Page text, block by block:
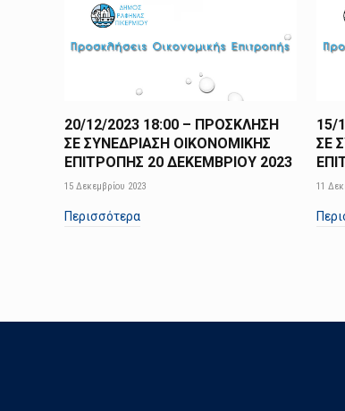
20/12/2023 18:00 – ΠΡΟΣΚΛΗΣΗ
ΣΕ ΣΥΝΕΔΡΙΑΣΗ ΟΙΚΟΝΟΜΙΚΗΣ
ΕΠΙΤΡΟΠΗΣ 20 ΔΕΚΕΜΒΡΙΟΥ 2023
15 Δεκεμβρίου 2023
Περισσότερα
15/
ΣΕ
11